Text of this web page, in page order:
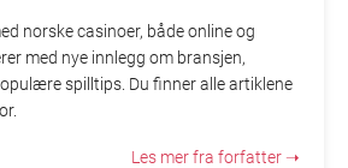
norske casinoer, både online og
med nye innlegg om bransjen,
spilltips. Du finner alle artiklene
Les mer fra forfatter ➝